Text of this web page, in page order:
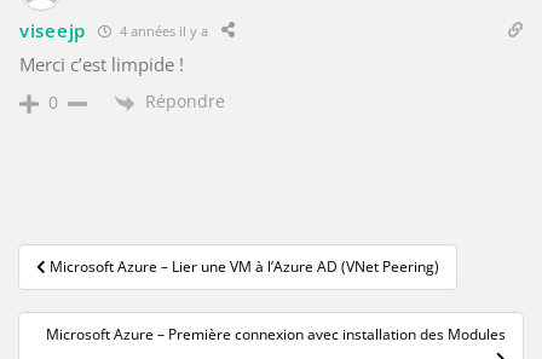
viseejp 4 années il y a
Merci c’est limpide !
0 Répondre
Navigation
de
l’article
Microsoft Azure – Lier une VM à l’Azure AD (VNet Peering)
Microsoft Azure – Première connexion avec installation des Modules